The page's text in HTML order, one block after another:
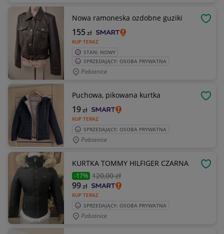
Nowa ramoneska ozdobne guziki
KUP TERAZ
155zł
STAN: NOWY
SPRZEDAJĄCY: OSOBA PRYWATNA
Pabianice
Puchowa, pikowana kurtka
KUP TERAZ
19zł
SPRZEDAJĄCY: OSOBA PRYWATNA
Pabianice
KURTKA TOMMY HILFIGER CZARNA
-17% 120,00 zł
KUP TERAZ
99zł
SPRZEDAJĄCY: OSOBA PRYWATNA
Pabianice